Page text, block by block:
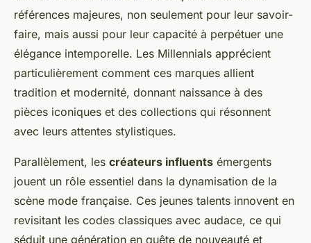
références majeures, non seulement pour leur savoir-
faire, mais aussi pour leur capacité à perpétuer une
élégance intemporelle. Les Millennials apprécient
particulièrement comment ces marques allient
tradition et modernité, donnant naissance à des
pièces iconiques et des collections qui résonnent
avec leurs attentes stylistiques.
Parallèlement, les créateurs influents émergents
jouent un rôle essentiel dans la dynamisation de la
scène mode française. Ces jeunes talents innovent en
revisitant les codes classiques avec audace, ce qui
séduit une génération en quête de nouveauté et